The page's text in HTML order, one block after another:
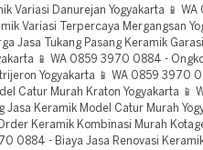
Variasi Danurejan Yogyakarta 📱
Variasi Terpercaya Mergangsan
Jasa Tukang Pasang Keramik
📱 WA 0859 3970 0884 -
Yogyakarta 📱 WA 0859 3970
Catur Murah Kraton Yogyakarta 📱
Keramik Model Catur Murah
Jasa Buat Keramik Tangga Per Meter Terpercaya Yogyakarta 📱 WA 0859 3970 0884 - Jasa Fabrikasi Keramik Variasi Murah Gedongtengen Yogyakarta 📱 WA 0859 3970 0884 - Biaya Yang Dibutuhkan Untuk Renovasi Keramik Tangga Murah Jetis Yogyakarta 📱 WA 0859 3970 0884 - Harga Jasa Borongan Pasang Keramik Vertikal Wirobrajan Yogyakarta 📱 WA 0859 3970 0884 - Harga Jasa Borongan Pasang Keramik Vertikal Terpercaya Wirobrajan Yogyakarta 📱 WA 0859 3970 0884 - Jasa Pasang Keramik Model Catur Murah Mantrijeron Yogyakarta 📱 WA 0859 3970 0884 - Harga Borong Jasa Keramik Anak Tangga Terpercaya Umbulharjo Yogyakarta 📱 WA 0859 3970 0884 - Biaya Yang Dibutuhkan Untuk Renovasi Keramik Tangga Terpercaya Yogyakarta 📱 WA 0859 3970 0884 - Fee Pasang Keramik Kopong Murah Yogyakarta 📱 WA 0859 3970 0884 - Estimasi Biaya Pasang Keramik Motif Garis Gedongtengen Yogyakarta 📱 WA 0859 3970 0884 - Order Keramik Tangga Per Meter Kotagede Yogyakarta 📱 WA 0859 3970 0884 - Jasa Fabrikasi Keramik Kopong Murah Tegalrejo Yogyakarta 📱 WA 0859 3970 0884 - Biaya Yang Diperlukan Untuk Pemasangan Keramik Variasi Yogyakarta 📱 WA 0859 3970 0884 - Harga Jasa Tukang Pasang Keramik 2 Warna Murah Mantrijeron Yogyakarta 📱 WA 0859 3970 0884 - Biaya Jasa Renovasi Keramik Kombinasi Murah Kraton Yogyakarta 📱 WA 0859 3970 0884 - Biaya Borong Pasang Keramik Per Meter Murah Kotagede Yogyakarta 📱 WA 0859 3970 0884 - Fee Pasang Keramik Vertikal Terpercaya Gedongtengen Yogyakarta 📱 WA 0859 3970 0884 - Jasa Fabrikasi Keramik Kombinasi Terpercaya Kotagede Yogyakarta 📱 WA 0859 3970 0884 - Harga Jasa Borongan Pasang Keramik Anak Tangga Terpercaya Yogyakarta 📱 WA 0859 3970 0884 - Jasa Fabrikasi Keramik Carport Terpercaya Gedongtengen Yogyakarta 📱 WA 0859 3970 0884 - Biaya Yang Dibutuhkan Untuk Renovasi Keramik Tangga Per Meter Murah Gedongtengen Yogyakarta 📱 WA 0859 3970 0884 - Biaya Yang Diperlukan Untuk Pemasangan Keramik Kombinasi Gedongtengen Yogyakarta 📱 WA 0859 3970 0884 - Biaya Borong Pasang Keramik Dinding Kamar Mandi Murah Ngampilan Yogyakarta 📱 WA 0859 3970 0884 - Biaya Yang Dibutuhkan Untuk Renovasi Keramik Carport Terpercaya Pakualaman Yogyakarta 📱 WA 0859 3970 0884 - Jasa Borongan Keramik Tangga Per Meter Murah Umbulharjo Yogyakarta 📱 WA 0859 3970 0884 - Jasa Tukang Pasang Keramik Kombinasi Murah Kraton Yogyakarta 📱 WA 0859 3970 0884 - Harga Jasa Borongan Pasang Keramik Carport Murah Yogyakarta 📱 WA 0859 3970 0884 - Jasa Fabrikasi Keramik Teras Depan Terpercaya Kraton Yogyakarta 📱 WA 0859 3970 0884 - Rincian Biaya Pasang Keramik Wastafel Murah Wirobrajan Yogyakarta 📱 WA 0859 3970 0884 - Biaya Borong Pasang Keramik Lantai 2 Murah Yogyakarta 📱 WA 0859 3970 0884 - Biaya Jasa Renovasi Keramik Granit Murah Umbulharjo Yogyakarta 📱 WA 0859 3970 0884 - Jasa Tukang Pasang Keramik Tangga Terpercaya Kotagede Yogyakarta 📱 WA 0859 3970 0884 - Jasa Buat Keramik Wastafel Tegalrejo Yogyakarta 📱 WA 0859 3970 0884 - Biaya Borongan Renovasi Keramik Lantai 2 Gedongtengen Yogyakarta 📱 WA 0859 3970 0884 - Jasa Pasang Keramik Wastafel Murah Mantrijeron Yogyakarta 📱 WA 0859 3970 0884 - Tarif Borongan Pasang Keramik Variasi Terpercaya Gedongtengen Yogyakarta 📱 WA 0859 3970 0884 - Biaya Yang Dibutuhkan Untuk Renovasi Keramik Wastafel Terpercaya Ngampilan Yogyakarta 📱 WA 0859 3970 0884 - Harga Borong Jasa Keramik Variasi Terpercaya Jetis Yogyakarta 📱 WA 0859 3970 0884 - Harga Jasa Borongan Pasang Keramik Kopong Terpercaya Pakualaman Yogyakarta 📱 WA 0859 3970 0884 - Harga Jasa Borongan Pasang Keramik Wastafel Terpercaya Mergangsan Yogyakarta 📱 WA 0859 3970 0884 - Jasa Borongan Keramik Model Catur Terpercaya Umbulharjo Yogyakarta 📱 WA 0859 3970 0884 - Jasa Pasang Keramik Dinding Terpercaya Wirobrajan Yogyakarta 📱 WA 0859 3970 0884 - Harga Borong Jasa Keramik Granit Yogyakarta 📱 WA 0859 3970 0884 - Harga Jasa Borongan Pasang Keramik Dinding Murah Pakualaman Yogyakarta 📱 WA 0859 3970 0884 - Harga Jasa Borongan Pasang Keramik Teras Depan Terpercaya Gedongtengen Yogyakarta 📱 WA 0859 3970 0884 - Tarif Borongan Pasang Keramik Kopong Murah Danurejan Yogyakarta 📱 WA 0859 3970 0884 - Harga Jasa Borongan Pasang Keramik Variasi Terpercaya Ngampilan Yogyakarta 📱 WA 0859 3970 0884 - Rincian Biaya Pasang Keramik Granit Murah Yogyakarta 📱 WA 0859 3970 0884 - Biaya Jasa Renovasi Keramik Carport Murah Ngampilan Yogyakarta 📱 WA 0859 3970 0884 - Biaya Yang Dibutuhkan Untuk Renovasi Keramik Anak Tangga Mantrijeron Yogyakarta 📱 WA 0859 3970 0884 - Order Keramik Dinding Kamar Mandi Murah Pakualaman Yogyakarta 📱 WA 0859 3970 0884 - Biaya Yang Diperlukan Untuk Pemasangan Keramik Meja Dapur Terpercaya Tegalrejo Yogyakarta 📱 WA 0859 3970 0884 - Biaya Yang Diperlukan Untuk Pemasangan Keramik Per Meter Murah Yogyakarta 📱 WA 0859 3970 0884 - Tarif Borongan Pasang Keramik Kombinasi Pakualaman Yogyakarta 📱 WA 0859 3970 0884 - Biaya Yang Diperlukan Untuk Pemasangan Keramik Kombinasi Murah Wirobrajan Yogyakarta 📱 WA 0859 3970 0884 - Jasa Borongan Keramik Vertikal Murah Kotagede Yogyakarta 📱 WA 0859 3970 0884 - Jasa Pasang Keramik Dinding Kamar Mandi Terpercaya Pakualaman Yogyakarta 📱 WA 0859 3970 0884 - Harga Borong Jasa Keramik Lantai 2 Ngampilan Yogyakarta 📱 WA 0859 3970 0884 - Estimasi Biaya Pasang Keramik Model Catur Terpercaya Tegalrejo Yogyakarta 📱 WA 0859 3970 0884 - Harga Jasa Borongan Pasang Keramik Tangga Terpercaya Kotagede Yogyakarta 📱 WA 0859 3970 0884 - Estimasi Biaya Pasang Keramik 2 Warna Tegalrejo Yogyakarta 📱 WA 0859 3970 0884 - Harga Borong Jasa Keramik Teras Depan Terpercaya